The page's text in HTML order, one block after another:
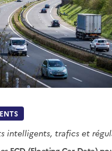
intelligents, trafics et